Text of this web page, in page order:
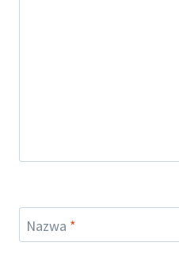
Nazwa *